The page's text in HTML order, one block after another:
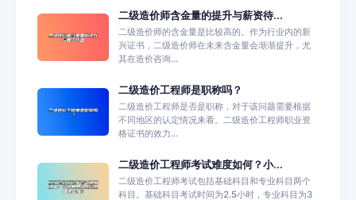
二级造价师含金量的提升与薪资待...
二级造价师的含金量是比较高的。作为行业内的新
兴证书，二级造价师在未来含金量会渐渐提升，尤
其在造价咨询...
二级造价工程师是职称吗？
二级造价工程师是否是职称，对于该问题需要根据
不同地区的认定情况来看。二级造价工程师职业资
格证书的效力...
二级造价工程师考试难度如何？小...
二级造价工程师考试包括基础科目和专业科目两个
科目。基础科目考试时间为2.5小时，专业科目为3